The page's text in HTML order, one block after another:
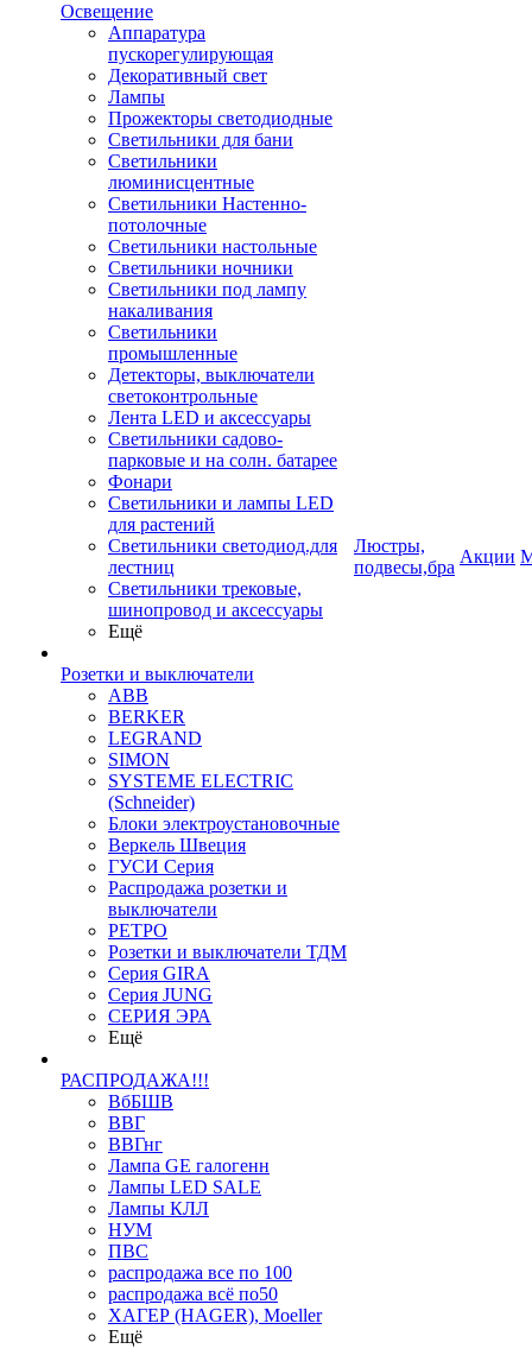
Освещение
Аппаратура
пускорегулирующая
Декоративный свет
Лампы
Прожекторы светодиодные
Светильники для бани
Светильники
люминисцентные
Светильники Настенно-
потолочные
Светильники настольные
Светильники ночники
Светильники под лампу
накаливания
Светильники
промышленные
Детекторы, выключатели
светоконтрольные
Лента LED и аксессуары
Светильники садово-
парковые и на солн. батарее
Фонари
Светильники и лампы LED
для растений
Светильники светодиод.для
лестниц
Светильники трековые,
шинопровод и аксессуары
Ещё
Розетки и выключатели
ABB
BERKER
LEGRAND
SIMON
SYSTEME ELECTRIC
(Schneider)
Блоки электроустановочные
Веркель Швеция
ГУСИ Серия
Распродажа розетки и
выключатели
РЕТРО
Розетки и выключатели ТДМ
Серия GIRA
Серия JUNG
СЕРИЯ ЭРА
Ещё
РАСПРОДАЖА!!!
ВбБШВ
ВВГ
ВВГнг
Лампа GE галогенн
Лампы LED SALE
Лампы КЛЛ
НУМ
ПВС
распродажа все по 100
распродажа всё по50
ХАГЕР (HAGER), Moeller
Ещё
Люстры,
подвесы,бра
Акции